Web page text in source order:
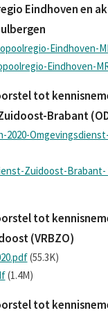
Eindhoven en
Eindhoven-
Eindhoven-
tot
Brabant
2020-
Zuidoost-Brabant-
tot
(VRBZO)
(55.3K)
(1.4M)
tot